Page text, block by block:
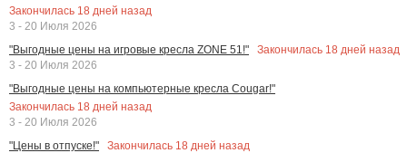
Закончилась 18 дней назад
3 - 20 Июля 2026
"Выгодные цены на игровые кресла ZONE 51!"
Закончилась 18 дней назад
3 - 20 Июля 2026
"Выгодные цены на компьютерные кресла Cougar!"
Закончилась 18 дней назад
3 - 20 Июля 2026
"Цены в отпуске!"
Закончилась 18 дней назад